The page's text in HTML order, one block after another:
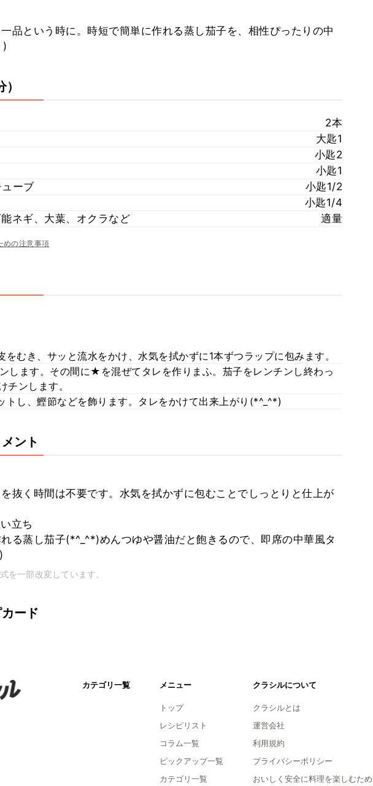
品という時に。時短で簡単に作れる蒸し茄子を、相性ぴったりの中
)
2本
大匙1
小匙2
小匙1
ーブ
小匙1/2
小匙1/4
ネギ、大葉、オクラなど
適量
めの注意事項
をむき、サッと流水をかけ、水気を拭かずに1本ずつラップに包みます。
します。その間に★を混ぜてタレを作りまふ。茄子をレンチンし終わっ
ンします。
トし、鰹節などを飾ります。タレをかけて出来上がり(*^_^*)
ント
抜く時間は不要です。水気を拭かずに包むことでしっとりと仕上が
立ち
る蒸し茄子(*^_^*)めんつゆや醤油だと飽きるので、即席の中華風タ
を一部改変しています。
ード
カテゴリ一覧 メニュー
トップ
レシピリスト
コラム一覧
ピックアップ一覧
カテゴリ一覧
クラシルについて
クラシルとは
運営会社
利用規約
プライバシーポリシー
おいしく安全に料理を楽しむため